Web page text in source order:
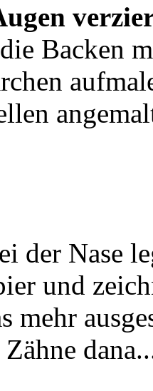
Backen
der Nase
und
mehr